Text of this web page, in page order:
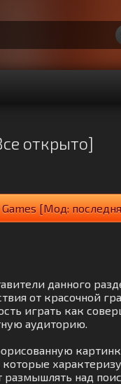
открыто]
[Мод:
данного
от красочной
играть как
аудиторию.
размышлять над